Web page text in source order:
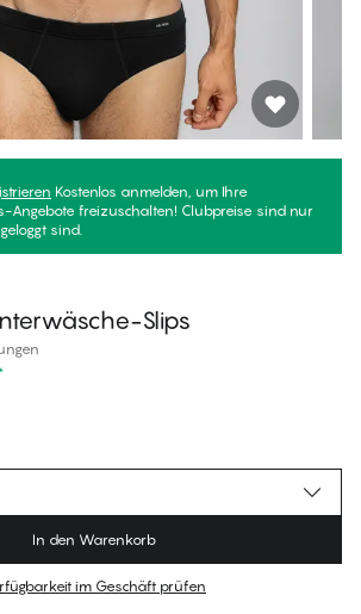
Kostenlos anmelden, um Ihre
Angebote freizuschalten! Clubpreise sind nur
sind.
Slips
es keine empfohlene Größe
In den Warenkorb
im Geschäft prüfen